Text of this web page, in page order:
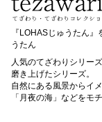
『LOHASじゅうたん
うたん
人気のてざわりシリー
磨き上げたシリーズ。
自然にある風景からイ
「月夜の海」などをモ